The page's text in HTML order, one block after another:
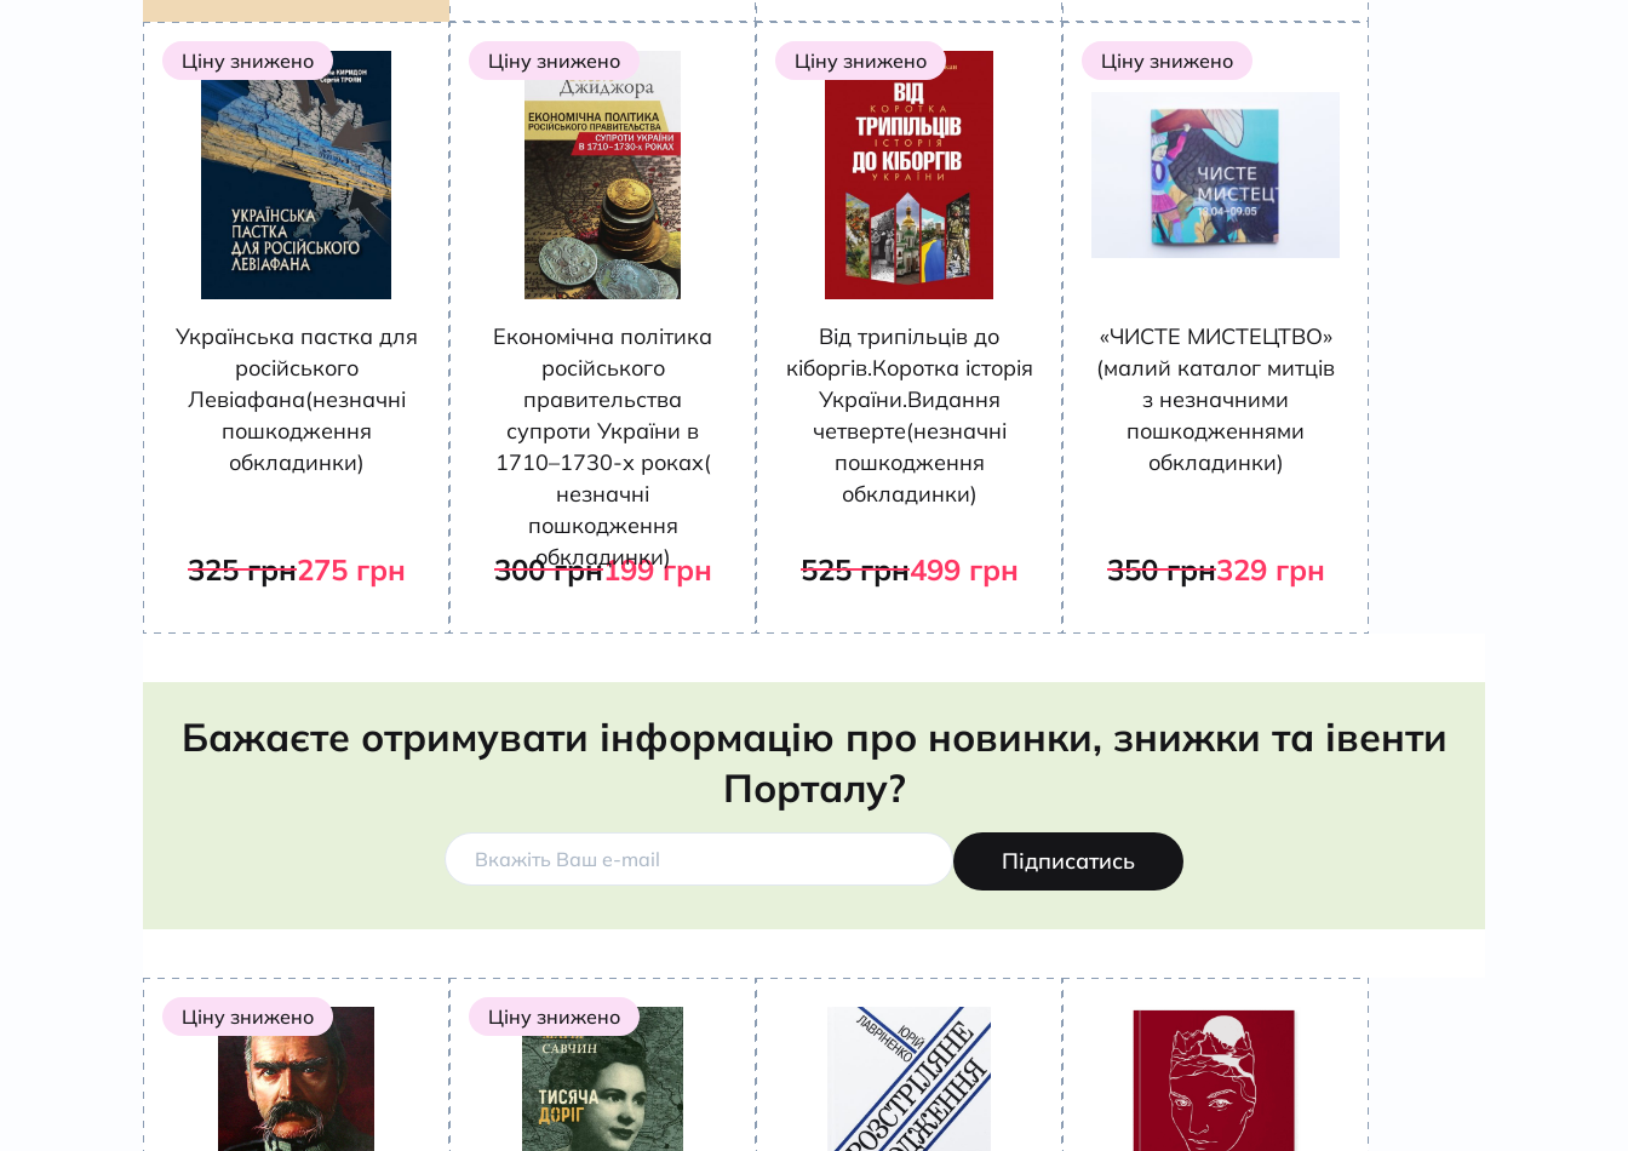
Ціну знижено
Українська пастка для
російського
Левіафана(незначні
пошкодження
обкладинки)
325грн275 грн
Ціну знижено
Економічна політика
російського
правительства
супроти України в
1710–1730-х роках(
незначні
пошкодження
обкладинки)
300грн199грн
Ціну знижено
Від трипільців до
кіборгів.Коротка історія
України.Видання
четверте(незначні
пошкодження
обкладинки)
525грн499 грн
Ціну знижено
«ЧИСТЕ МИСТЕЦТВО»
(малий каталог митців
з незначними
пошкодженнями
обкладинки)
350грн329 грн
Бажаєте отримувати інформацію про новинки, знижки та івенти
Порталу?
Підписатись
Ціну знижено Ціну знижено